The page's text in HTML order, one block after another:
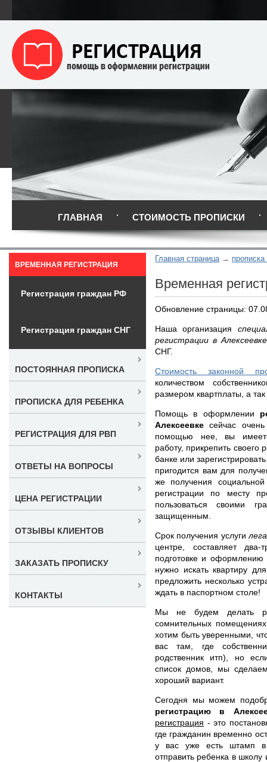
ГЛАВНАЯ СТОИМОСТЬ ПРОПИСКИ
Главная страница
Временная
Обновление страницы:
Наша организация
регистрации в
СНГ.
Стоимость законной
количеством
размером квартплаты, а
Помощь в оформлении
Алексеевкесейчас
помощью нее, вы имеете
работу, прикрепить своего
банке или
пригодится вам для
же получения
регистрации по месту
пользоваться своими
защищенным.
Срок получения услуги
центре, составляет
подготовке и
нужно искать квартиру
предложить несколько
ждать в паспортном столе!
Мы не будем делать
сомнительных
хотим быть уверенными,
вас там, где
родственник итп), но
список домов, мы
хороший вариант.
Сегодня мы можем
регистрацию в
регистрация - это
где гражданин временно
у вас уже есть штамп в
отправить ребенка в
ВРЕМЕННАЯ РЕГИСТРАЦИЯ
Регистрация граждан РФ
Регистрация граждан СНГ
ПОСТОЯННАЯ ПРОПИСКА
ПРОПИСКА ДЛЯ РЕБЕНКА
РЕГИСТРАЦИЯ ДЛЯ РВП
ОТВЕТЫ НА ВОПРОСЫ
ЦЕНА РЕГИСТРАЦИИ
ОТЗЫВЫ КЛИЕНТОВ
ЗАКАЗАТЬ ПРОПИСКУ
КОНТАКТЫ